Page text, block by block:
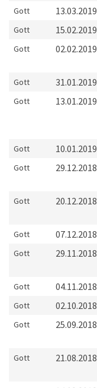
Gott 13.03.2019
Gott 15.02.2019
Gott 02.02.2019
Gott 31.01.2019
Gott 13.01.2019
Gott 10.01.2019
Gott 29.12.2018
Gott 20.12.2018
Gott 07.12.2018
Gott 29.11.2018
Gott 04.11.2018
Gott 02.10.2018
Gott 25.09.2018
Gott 21.08.2018